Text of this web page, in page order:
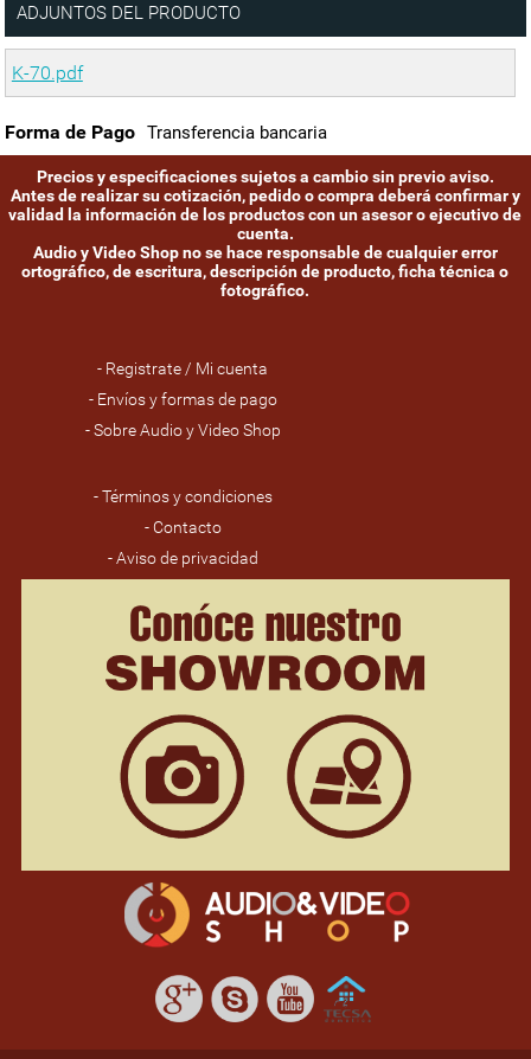
ADJUNTOS DEL PRODUCTO
K-70.pdf
Forma de Pago Transferencia bancaria
Precios y especificaciones sujetos a cambio sin previo aviso.
Antes de realizar su cotización, pedido o compra deberá confirmar y
validad la información de los productos con un asesor o ejecutivo de
cuenta.
Audio y Video Shop no se hace responsable de cualquier error
ortográfico, de escritura, descripción de producto, ficha técnica o
fotográfico.
- Registrate / Mi cuenta
- Envíos y formas de pago
- Sobre Audio y Video Shop
- Términos y condiciones
- Contacto
- Aviso de privacidad